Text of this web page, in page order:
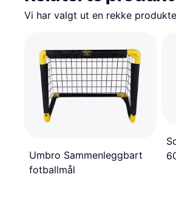
Vi har valgt ut en rekke
Umbro Sammenleggbart
fotballmål